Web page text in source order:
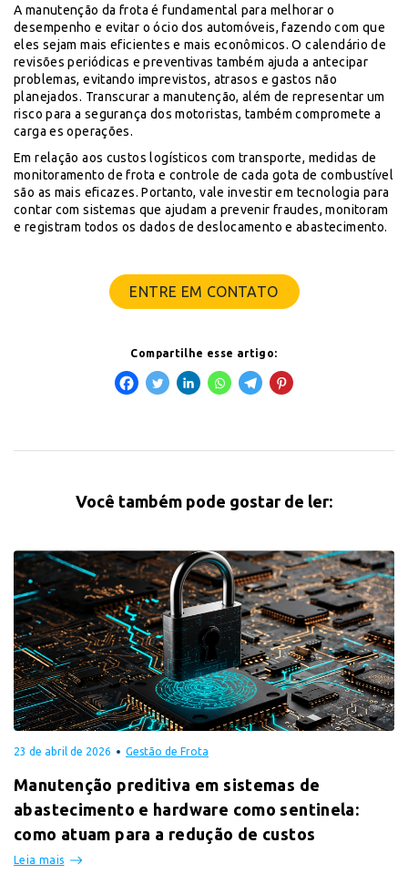
A manutenção da frota é fundamental para melhorar o
desempenho e evitar o ócio dos automóveis, fazendo com que
eles sejam mais eficientes e mais econômicos. O calendário de
revisões periódicas e preventivas também ajuda a antecipar
problemas, evitando imprevistos, atrasos e gastos não
planejados. Transcurar a manutenção, além de representar um
risco para a segurança dos motoristas, também compromete a
carga es operações.
Em relação aos custos logísticos com transporte, medidas de
monitoramento de frota e controle de cada gota de combustível
são as mais eficazes. Portanto, vale investir em tecnologia para
contar com sistemas que ajudam a prevenir fraudes, monitoram
e registram todos os dados de deslocamento e abastecimento.
ENTRE EM CONTATO
Compartilhe esse artigo:
Você também pode gostar de ler:
23 de abril de 2026 Gestão de Frota
Manutenção preditiva em sistemas de
abastecimento e hardware como sentinela:
como atuam para a redução de custos
Leia mais